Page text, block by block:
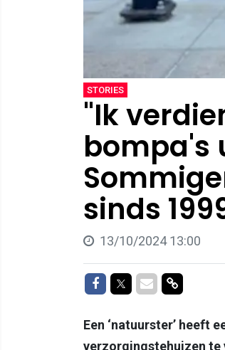
STORIES
"Ik
bompa's
sinds
13/10/2024 13:00
Delen op Facebook
Delen op Twitter
Delen via Mail
Delen
Een ‘natuurster’ heeft
verzorgingstehuizen te